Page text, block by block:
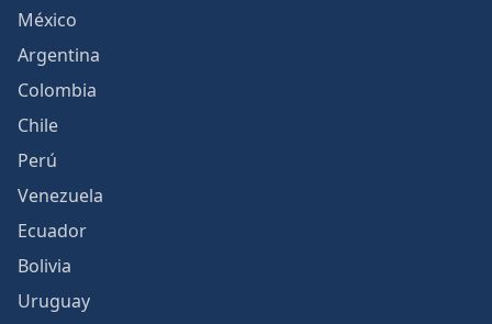
México
Argentina
Colombia
Chile
Perú
Venezuela
Ecuador
Bolivia
Uruguay